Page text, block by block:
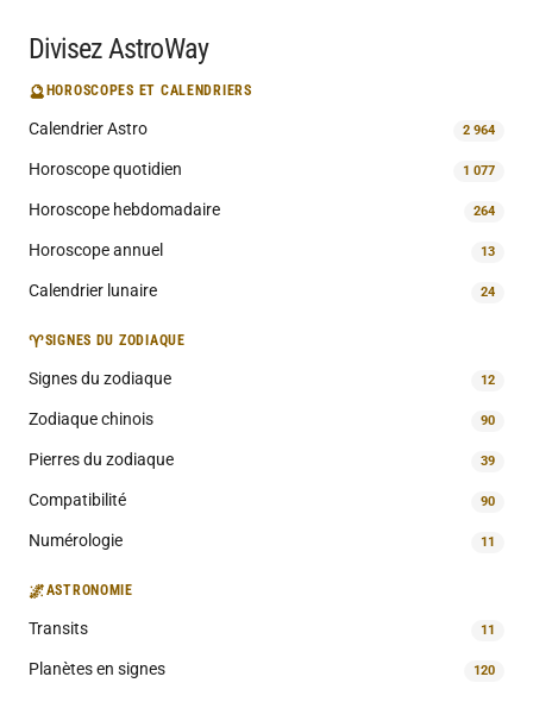
Divisez AstroWay
🔮 HOROSCOPES ET CALENDRIERS
Calendrier Astro 2 964
Horoscope quotidien 1 077
Horoscope hebdomadaire 264
Horoscope annuel 13
Calendrier lunaire 24
♈SIGNES DU ZODIAQUE
Signes du zodiaque 12
Zodiaque chinois 90
Pierres du zodiaque 39
Compatibilité 90
Numérologie 11
🌌ASTRONOMIE
Transits 11
Planètes en signes 120